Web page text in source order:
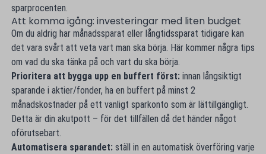
sparprocenten.
Att komma igång: investeringar med liten budget
Om du aldrig har månadssparat eller långtidssparat tidigare kan
det vara svårt att veta vart man ska börja. Här kommer några tips
om vad du ska tänka på och vart du ska börja.
Prioritera att bygga upp en buffert först:innan långsiktigt
sparande i aktier/fonder, ha en buffert på minst 2
månadskostnader på ett vanligt sparkonto som är lättillgängligt.
Detta är din akutpott – för det tillfällen då det händer något
oförutsebart.
Automatisera sparandet: ställ in en automatisk överföring varje